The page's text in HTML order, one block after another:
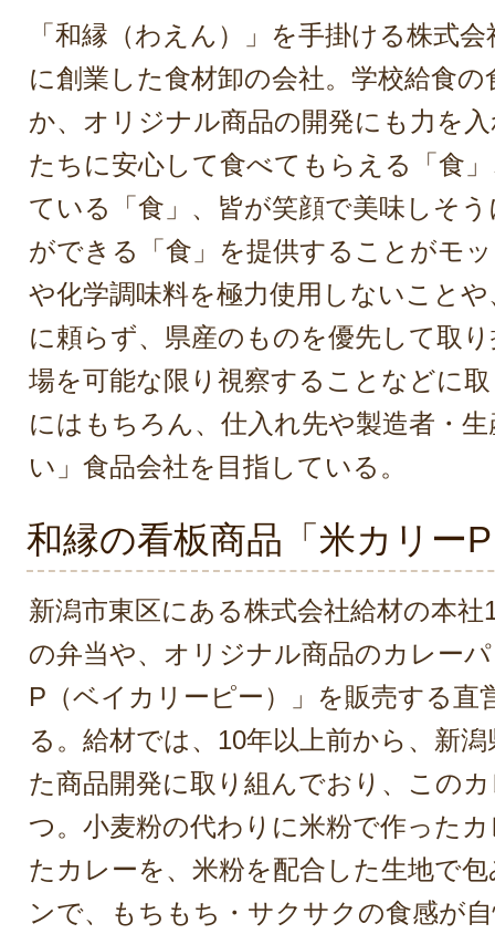
「和縁（わえん）」を手掛ける株式
に創業した食材卸の会社。学校給食
か、オリジナル商品の開発にも力を
たちに安心して食べてもらえる「食
ている「食」、皆が笑顔で美味しそ
ができる「食」を提供することがモ
や化学調味料を極力使用しないこと
に頼らず、県産のものを優先して取
場を可能な限り視察することなどに
にはもちろん、仕入れ先や製造者・
い」食品会社を目指している。
和縁の看板商品「米カリー
新潟市東区にある株式会社給材の本社
の弁当や、オリジナル商品のカレー
P（ベイカリーピー）」を販売する直
る。給材では、10年以上前から、新
た商品開発に取り組んでおり、この
つ。小麦粉の代わりに米粉で作った
たカレーを、米粉を配合した生地で
ンで、もちもち・サクサクの食感が